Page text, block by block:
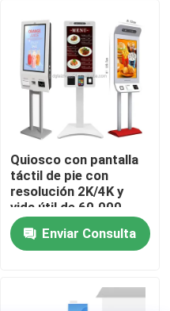
Quiosco con pantalla
táctil de pie con
resolución 2K/4K y
vida útil de 60.000
horas para
aplicaciones de
autoservicio
Enviar Consulta